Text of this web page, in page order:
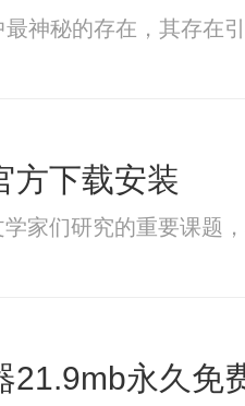
神秘的存在，其存在
方下载安装
家们研究的重要课题
21.9mb永久免